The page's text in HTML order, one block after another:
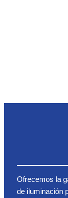
Ofrecemos la
de iluminación